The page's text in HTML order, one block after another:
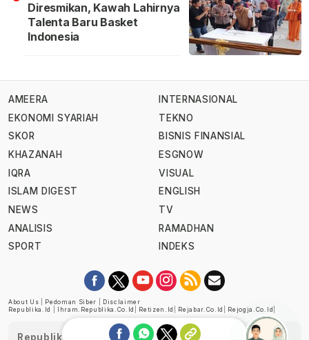
Diresmikan, Kawah Lahirnya
Talenta Baru Basket
Indonesia
AMEERA
EKONOMI SYARIAH
SKOR
KHAZANAH
IQRA
ISLAM DIGEST
NEWS
ANALISIS
SPORT
INTERNASIONAL
TEKNO
BISNIS FINANSIAL
ESGNOW
VISUAL
ENGLISH
TV
RAMADHAN
INDEKS
About Us Pedoman Siber
Disclaimer
Republika.id
Ihram.republika.co.id Retizen.id Rejabar.co.id Rejogja.co.id
Republika telah diverifikasi oleh Dewan Pers